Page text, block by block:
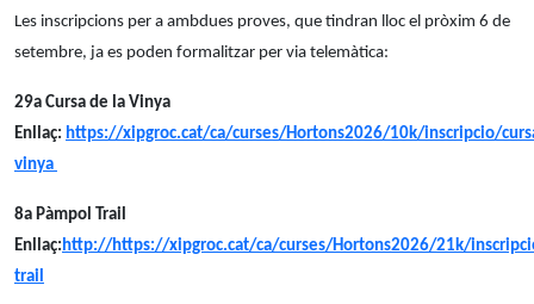
Les inscripcions per a ambdues proves, que tindran lloc el pròxim 6 de
setembre, ja es poden formalitzar per via telemàtica:
29a Cursa de la Vinya
Enllaç: https://xipgroc.cat/ca/curses/Hortons2026/10k/inscripcio/
vinya
8a Pàmpol Trail
Enllaç:http://https://xipgroc.cat/ca/curses/Hortons2026/21k/
trail